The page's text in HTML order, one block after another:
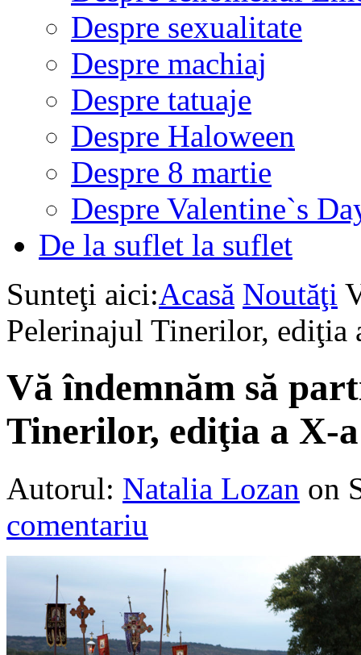
Despre sexualitate
Despre machiaj
Despre tatuaje
Despre Haloween
Despre 8 martie
Despre Valentine`s
De la suflet la suflet
Sunteţi aici:Acasă Noutăţi
Pelerinajul Tinerilor, ediţia
Vă îndemnăm să
Tinerilor, ediţia a X-a
Autorul: Natalia Lozan on
comentariu